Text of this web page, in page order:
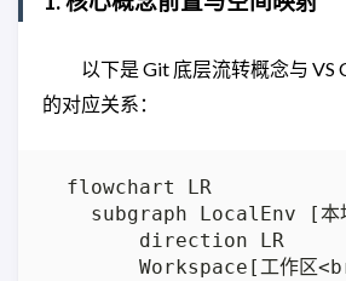
以下是 Git 底层流转概念与 VS
的对应关系：
  flowchart LR
subgraph LocalEnv [本
        direction LR
Workspace[工作区